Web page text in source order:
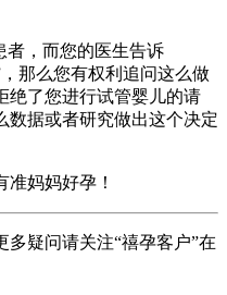
者，而您的医生告诉
那么您有权利追问这么做
绝了您进行试管婴儿的请
数据或者研究做出这个决定
妈妈好孕！
疑问请关注“禧孕客户”在